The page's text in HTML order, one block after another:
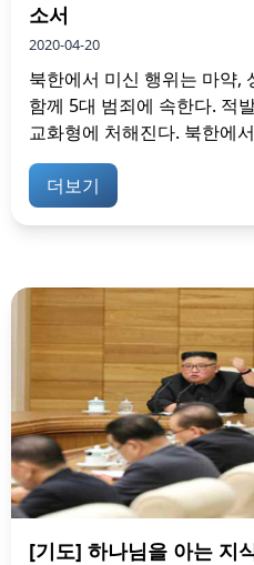
소서
2020-04-20
북한에서 미신 행위는 마약,
함께 5대 범죄에 속한다. 적
교화형에 처해진다. 북한에
더보기
[기도] 하나님을 아는 지